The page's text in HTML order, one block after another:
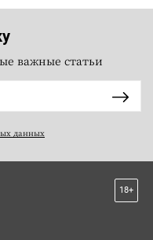
важные статьи
данных
18+